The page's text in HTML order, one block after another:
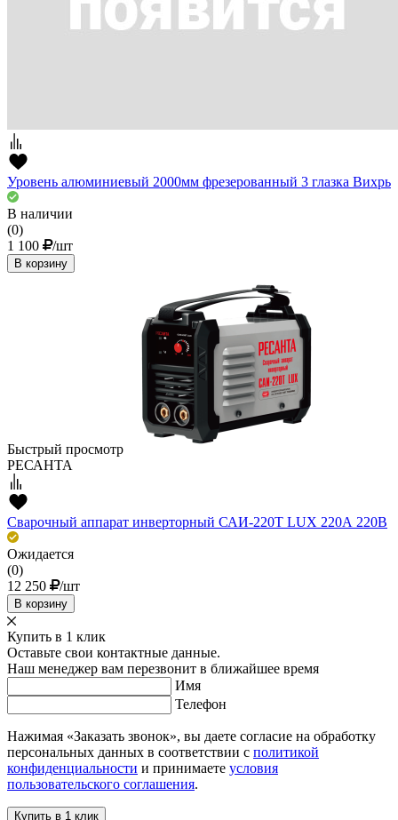
Уровень алюминиевый 2000мм фрезерованный 3 глазка Вихрь
В наличии
(0)
1 100
/шт
В корзину
Быстрый просмотр
РЕСАНТА
Сварочный аппарат инверторный САИ-220Т LUX 220А 220В
Ожидается
(0)
12 250
/шт
В корзину
Купить в 1 клик
Оставьте свои контактные данные.
Наш менеджер вам перезвонит в ближайшее время
Имя
Телефон
Нажимая «Заказать звонок», вы даете согласие на обработку
персональных данных в соответствии с политикой
конфиденциальности и принимаете условия
пользовательского соглашения.